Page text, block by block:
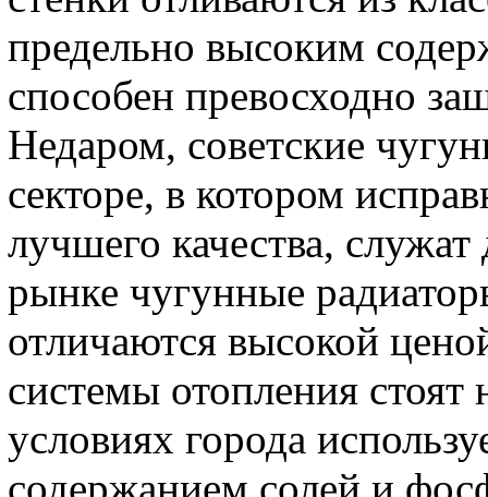
предельно высоким
способен превосходно
Недаром, советские
секторе, в котором
лучшего качества,
рынке чугунные
отличаются высокой
системы отопления стоят
условиях города
содержанием солей и